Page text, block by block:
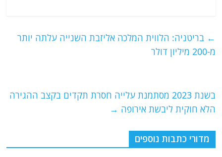
s
A
g
ra
l
er
e
k
← בריטניה: הלווית המלכה אליזבת השנייה עלתה יותר
מ-200 מיליון דולר
בשנת 2023 מסתמנת עלייה חסרת תקדים בקצב ההגירה
הלא חוקית ליבשת אירופה →
מדורי כתבות נוספים